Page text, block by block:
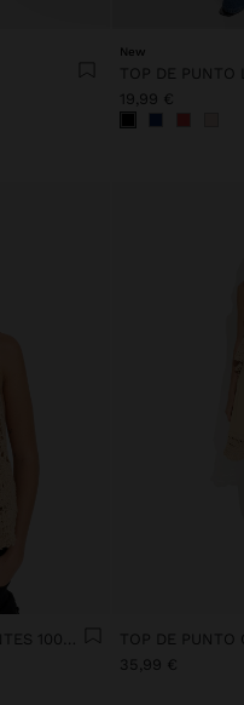
New
TOP DE PUNTO
19,99 €
TOP DE PUNTO CON TIRANTES 100% ALGODÓN
35,99 €